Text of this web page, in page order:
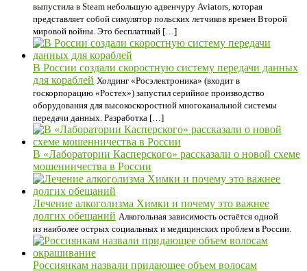
выпустила в Steam небольшую адвенчуру Aviators, которая
представляет собой симулятор польских летчиков времен Второй
мировой войны. Это бесплатный […]
В России создали скоростную систему передачи данных
для кораблей Холдинг «Росэлектроника» (входит в
госкорпорацию «Ростех») запустил серийное производство
оборудования для высокоскоростной многоканальной системы
передачи данных. Разработка […]
В «Лаборатории Касперского» рассказали о новой схеме
мошенничества в России
Лечение алкоголизма Химки и почему это важнее
долгих обещаний Алкогольная зависимость остаётся одной
из наиболее острых социальных и медицинских проблем в России.
Россиянкам назвали придающее объем волосам